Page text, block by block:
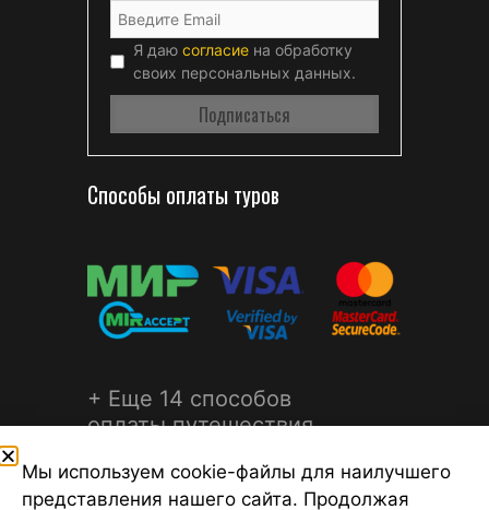
Я даю согласие на обработку
своих персональных данных.
Способы оплаты туров
+ Еще 14 способов
оплаты путешествия
Мы используем cookie-файлы для наилучшего
представления нашего сайта. Продолжая